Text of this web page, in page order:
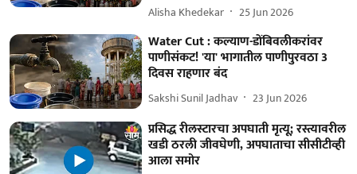
Alisha Khedekar 25 Jun 2026
Water Cut : कल्याण-डोंबिवलीकरांवर
पाणीसंकट! 'या' भागातील पाणीपुरवठा 3
दिवस राहणार बंद
Sakshi Sunil Jadhav 23 Jun 2026
प्रसिद्ध रीलस्टारचा अपघाती मृत्यू; रस्त्यावरील
खडी ठरली जीवघेणी, अपघाताचा सीसीटीव्ही
आला समोर